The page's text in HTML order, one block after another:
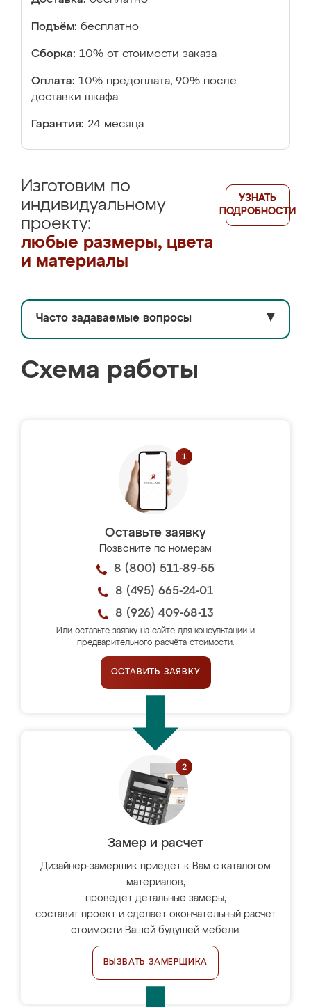
Подъём: бесплатно
Сборка: 10% от стоимости заказа
Оплата: 10% предоплата, 90% после
доставки шкафа
Гарантия: 24 месяца
Изготовим по
индивидуальному
проекту:
любые размеры, цвета
и материалы
УЗНАТЬ
ПОДРОБНОСТИ
Часто задаваемые вопросы ▼
Схема работы
Оставьте заявку
Позвоните по номерам
8 (800) 511-89-55
8 (495) 665-24-01
8 (926) 409-68-13
Или оставьте заявку на сайте для консультации и
предварительного расчёта стоимости.
ОСТАВИТЬ ЗАЯВКУ
Замер и расчет
Дизайнер-замерщик приедет к Вам с каталогом
материалов,
проведёт детальные замеры,
составит проект и сделает окончательный расчёт
стоимости Вашей будущей мебели.
ВЫЗВАТЬ ЗАМЕРЩИКА